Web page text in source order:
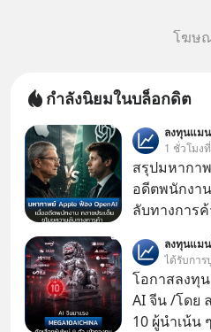
โฆษ
กำลังนิยมในบล็อกดิต
ลงทุนแมน
1 ชั่วโมง
สรุปมหากา
อดีตพนักงา
ลับทางการ
เก่าที่เขาเค
เดียวกัน
ลงทุนแมน
ได้รับการ
โอกาสลงทุ
AI จีน /โดย
10 ผู้นำเน้น